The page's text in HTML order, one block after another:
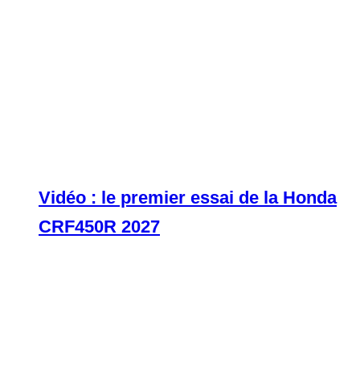
Vidéo : le premier essai de la Honda
CRF450R 2027